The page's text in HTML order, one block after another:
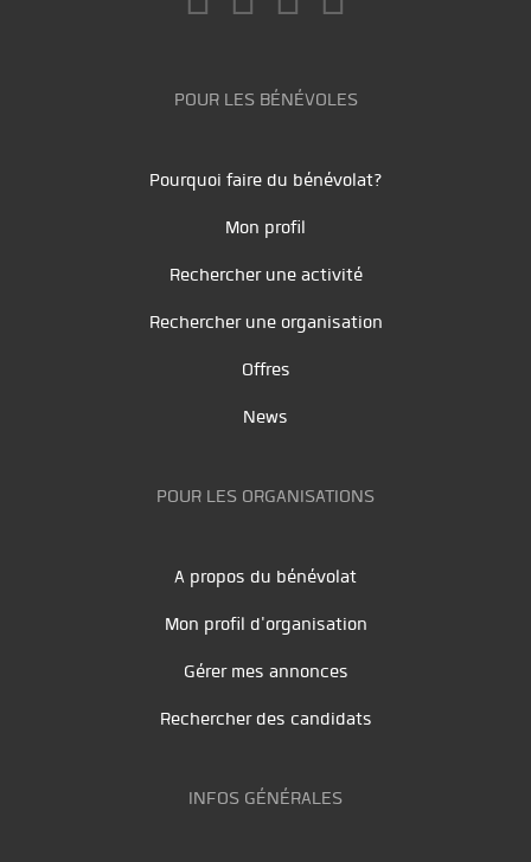
POUR LES BÉNÉVOLES
Pourquoi faire du bénévolat?
Mon profil
Rechercher une activité
Rechercher une organisation
Offres
News
POUR LES ORGANISATIONS
A propos du bénévolat
Mon profil d'organisation
Gérer mes annonces
Rechercher des candidats
INFOS GÉNÉRALES